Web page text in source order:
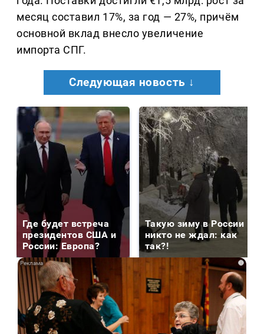
месяц составил 17%, за год — 27%, причём
основной вклад внесло увеличение
импорта СПГ.
Следующая новость ↓
Где будет встреча
президентов США и
России: Европа?
Такую зиму в России
никто не ждал: как
так?!
i